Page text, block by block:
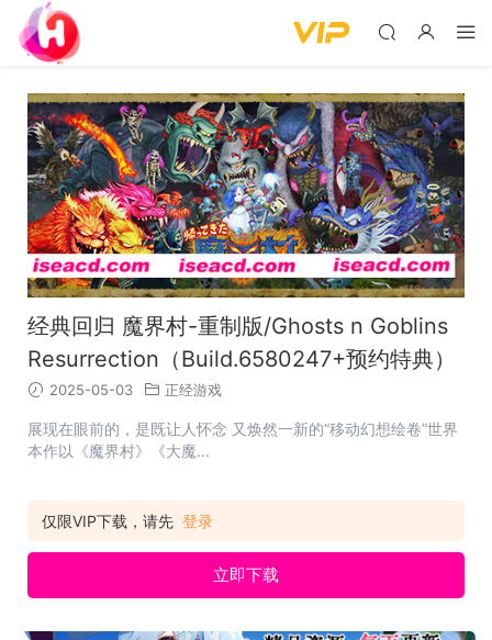
经典回归 魔界村-重制版/Ghosts n Goblins
Resurrection（Build.6580247+预约特典）
2025-05-03 正经游戏
展现在眼前的，是既让人怀念 又焕然一新的“移动幻想绘卷”世界
本作以《魔界村》《大魔...
仅限VIP下载，请先 登录
立即下载